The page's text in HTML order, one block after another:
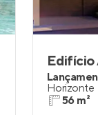
Edifício
Horizonte
56 m²